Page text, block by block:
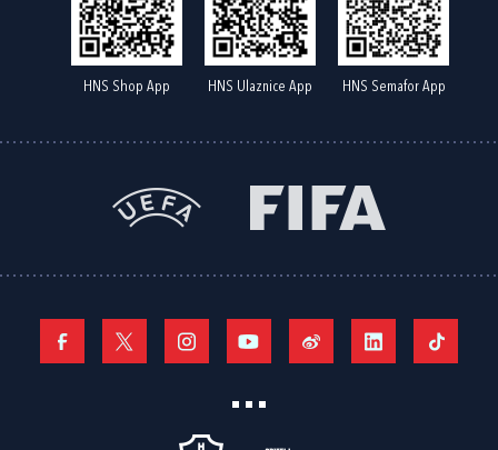
HNS Shop App HNS Ulaznice App HNS Semafor App